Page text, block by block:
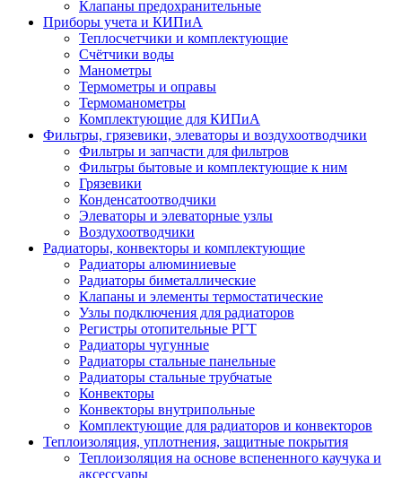
Клапаны предохранительные
Приборы учета и КИПиА
Теплосчетчики и комплектующие
Счётчики воды
Манометры
Термометры и оправы
Термоманометры
Комплектующие для КИПиА
Фильтры, грязевики, элеваторы и воздухоотводчики
Фильтры и запчасти для фильтров
Фильтры бытовые и комплектующие к ним
Грязевики
Конденсатоотводчики
Элеваторы и элеваторные узлы
Воздухоотводчики
Радиаторы, конвекторы и комплектующие
Радиаторы алюминиевые
Радиаторы биметаллические
Клапаны и элементы термостатические
Узлы подключения для радиаторов
Регистры отопительные РГТ
Радиаторы чугунные
Радиаторы стальные панельные
Радиаторы стальные трубчатые
Конвекторы
Конвекторы внутрипольные
Комплектующие для радиаторов и конвекторов
Теплоизоляция, уплотнения, защитные покрытия
Теплоизоляция на основе вспененного каучука и
аксессуары